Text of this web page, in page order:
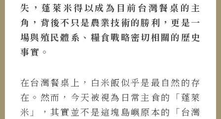
失，蓬萊米得以成為目前台灣餐桌的主
角，背後不只是農業技術的勝利，更是一
場與殖民體系、糧食戰略密切相關的歷史
事實。
在台灣餐桌上，白米飯似乎是最自然的存
在。然而，今天被視為日常主食的「蓬萊
米」，其實並不是這塊島嶼原本的「台灣